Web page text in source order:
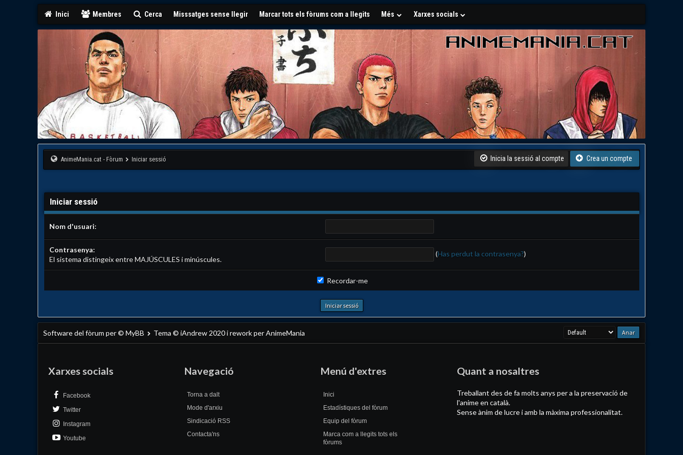
Inici Membres Cerca Misssatges sense llegir Marcar tots els fòrums com a llegits Més Xarxes socials
Inicia la sessió al compte Crea un compte
AnimeMania.cat - Fòrum Iniciar sessió
Iniciar sessió
Nom d'usuari:
Contrasenya:
El sistema distingeix entre MAJÚSCULES i minúscules.
(Has perdut la contrasenya?)
Recordar-me
Software del fòrum per © MyBB Tema © iAndrew 2020irework per AnimeMania
Xarxes socials
Facebook
Twitter
Instagram
Youtube
Navegació
Torna a dalt
Mode d'arxiu
Sindicació RSS
Contacta'ns
Menú d'extres
Inici
Estadístiques del fòrum
Equip del fòrum
Marca com a llegits tots els
fòrums
Quant a nosaltres
Treballant des de fa molts anys per a la preservació de
l'anime en català.
Sense ànim de lucre i amb la màxima professionalitat.